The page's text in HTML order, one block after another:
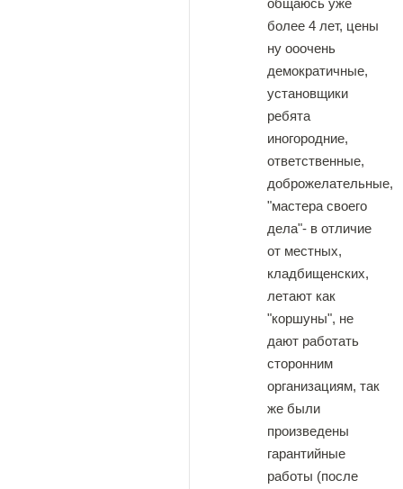
более 4 лет, цены
ну ооочень
демократичные,
установщики
ребята
иногородние,
ответственные,
доброжелательные,
"мастера своего
дела"- в отличие
от местных,
кладбищенских,
летают как
"коршуны", не
дают работать
сторонним
организациям, так
же были
произведены
гарантийные
работы (после